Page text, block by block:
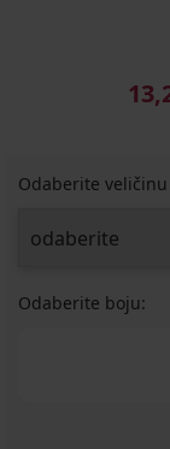
Odaberite veličinu
Odaberite boju: